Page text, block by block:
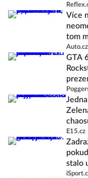
Více
tom
Auto.cz
GTA
E15.cz
stalo